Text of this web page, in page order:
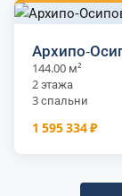
Архипо-
144.00 м²
2 этажа
3 спальни
1 595 334 ₽